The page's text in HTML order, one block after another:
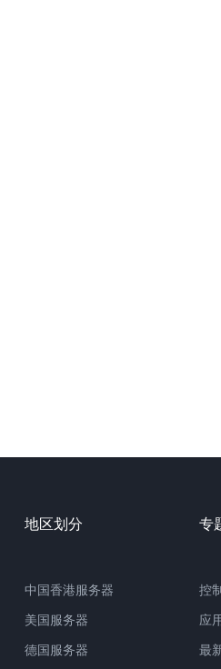
地区划分
中国香港服务器
美国服务器
德国服务器
专
控
应
最